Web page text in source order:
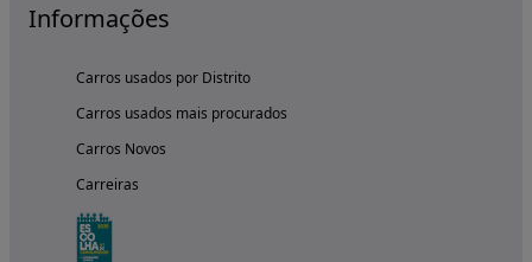
Informações
Carros usados por Distrito
Carros usados mais procurados
Carros Novos
Carreiras